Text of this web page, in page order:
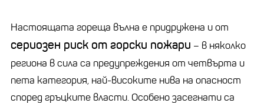
Настоящата гореща вълна е придружена и от
сериозен риск от горски пожари – в няколко
региона в сила са предупреждения от четвърта и
пета категория, най-високите нива на опасност
според гръцките власти. Особено засегнати са